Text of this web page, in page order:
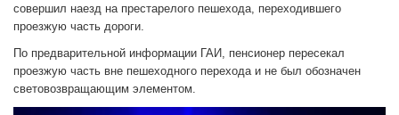
совершил наезд на престарелого пешехода, переходившего
проезжую часть дороги.
По предварительной информации ГАИ, пенсионер пересекал
проезжую часть вне пешеходного перехода и не был обозначен
световозвращающим элементом.